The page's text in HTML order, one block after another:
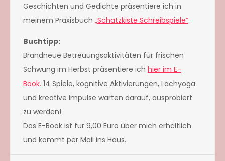
Geschichten und Gedichte präsentiere ich in
meinem Praxisbuch „Schatzkiste Schreibspiele“.
Buchtipp:
Brandneue Betreuungsaktivitäten für frischen
Schwung im Herbst präsentiere ich hier im E-
Book. 14 Spiele, kognitive Aktivierungen, Lachyoga
und kreative Impulse warten darauf, ausprobiert
zu werden!
Das E-Book ist für 9,00 Euro über mich erhältlich
und kommt per Mail ins Haus.